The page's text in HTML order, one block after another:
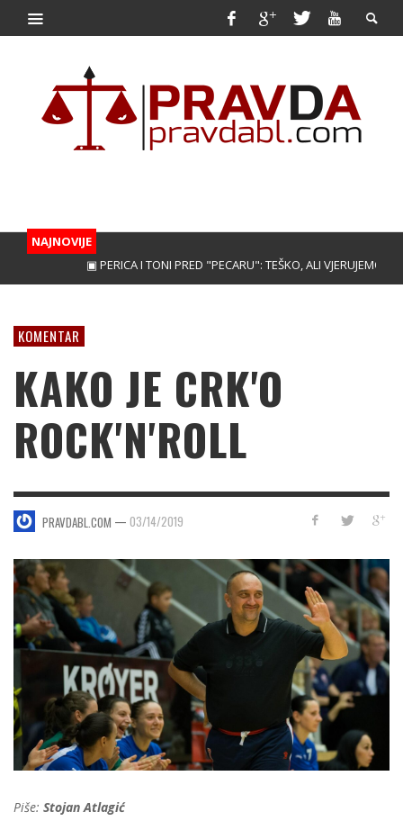
NAJNOVIJE
▣ PERICA I TONI PRED "PECARU": TEŠKO, ALI VJERUJEMO! ▣
KOMENTAR
KAKO JE CRK'O
ROCK'N'ROLL
PRAVDABL.COM — 03/14/2019
Piše: Stojan Atlagić